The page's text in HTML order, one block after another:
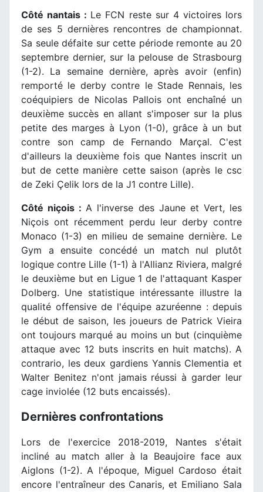
Côté nantais : Le FCN reste sur 4 victoires lors
de ses 5 dernières rencontres de championnat.
Sa seule défaite sur cette période remonte au 20
septembre dernier, sur la pelouse de Strasbourg
(1-2). La semaine dernière, après avoir (enfin)
remporté le derby contre le Stade Rennais, les
coéquipiers de Nicolas Pallois ont enchaîné un
deuxième succès en allant s'imposer sur la plus
petite des marges à Lyon (1-0), grâce à un but
contre son camp de Fernando Marçal. C'est
d'ailleurs la deuxième fois que Nantes inscrit un
but de cette manière cette saison (après le csc
de Zeki Çelik lors de la J1 contre Lille).
Côté niçois :A l'inverse des Jaune et Vert, les
Niçois ont récemment perdu leur derby contre
Monaco (1-3) en milieu de semaine dernière. Le
Gym a ensuite concédé un match nul plutôt
logique contre Lille (1-1) à l'Allianz Riviera, malgré
le deuxième but en Ligue 1 de l'attaquant Kasper
Dolberg. Une statistique intéressante illustre la
qualité offensive de l'équipe azuréenne : depuis
le début de saison, les joueurs de Patrick Vieira
ont toujours marqué au moins un but (cinquième
attaque avec 12 buts inscrits en huit matchs). A
contrario, les deux gardiens Yannis Clementia et
Walter Benitez n'ont jamais réussi à garder leur
cage inviolée (12 buts encaissés).
Dernières confrontations
Lors de l'exercice 2018-2019, Nantes s'était
incliné au match aller à la Beaujoire face aux
Aiglons (1-2). A l'époque, Miguel Cardoso était
encore l'entraîneur des Canaris, et Emiliano Sala